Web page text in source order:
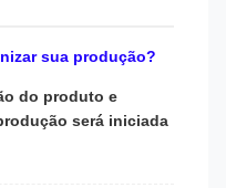
sua produção?
do produto e
será iniciada